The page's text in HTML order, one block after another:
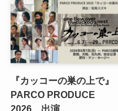
『カッコーの巣の上で』
PARCO PRODUCE
2026 出演